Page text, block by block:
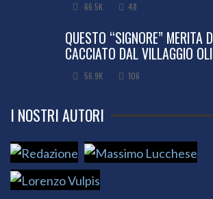
66.5K 48
QUESTO “SIGNORE” MERITA
CACCIATO DAL VILLAGGIO
56.9K 106
I NOSTRI AUTORI